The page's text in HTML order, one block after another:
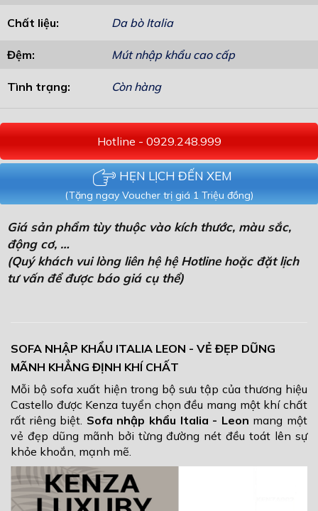
Chất liệu: Da bò Italia
Đệm: Mút nhập khẩu cao cấp
Tình trạng: Còn hàng
Hotline - 0929.248.999
HẸN LỊCH ĐẾN XEM
(Tặng ngay Voucher trị giá 1 Triệu đồng)
Giá sản phẩm tùy thuộc vào kích thước, màu sắc,
động cơ, …
(Quý khách vui lòng liên hệ hệ Hotline hoặc đặt lịch
tư vấn để được báo giá cụ thể)
SOFA NHẬP KHẨU ITALIA LEON - VẺ ĐẸP DŨNG
MÃNH KHẲNG ĐỊNH KHÍ CHẤT
Mỗi bộ sofa xuất hiện trong bộ sưu tập của thương hiệu
Castello được Kenza tuyển chọn đều mang một khí chất
rất riêng biệt. Sofa nhập khẩu Italia - Leon mang một
vẻ đẹp dũng mãnh bởi từng đường nét đều toát lên sự
khỏe khoắn, mạnh mẽ.